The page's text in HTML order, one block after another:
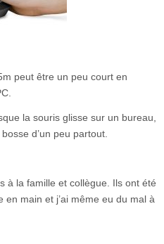
peut être un peu court en
la souris glisse sur un bureau,
d’un peu partout.
à la famille et collègue. Ils ont été
main et j’ai même eu du mal à